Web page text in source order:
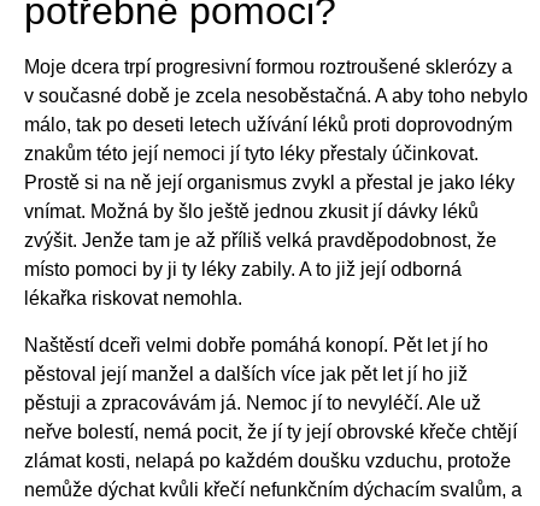
potřebné pomoci?
Moje dcera trpí progresivní formou roztroušené sklerózy a
v současné době je zcela nesoběstačná. A aby toho nebylo
málo, tak po deseti letech užívání léků proti doprovodným
znakům této její nemoci jí tyto léky přestaly účinkovat.
Prostě si na ně její organismus zvykl a přestal je jako léky
vnímat. Možná by šlo ještě jednou zkusit jí dávky léků
zvýšit. Jenže tam je až příliš velká pravděpodobnost, že
místo pomoci by ji ty léky zabily. A to již její odborná
lékařka riskovat nemohla.
Naštěstí dceři velmi dobře pomáhá konopí. Pět let jí ho
pěstoval její manžel a dalších více jak pět let jí ho již
pěstuji a zpracovávám já. Nemoc jí to nevyléčí. Ale už
neřve bolestí, nemá pocit, že jí ty její obrovské křeče chtějí
zlámat kosti, nelapá po každém doušku vzduchu, protože
nemůže dýchat kvůli křečí nefunkčním dýchacím svalům, a